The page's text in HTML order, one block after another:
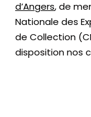
d’Angers, de
Nationale des
de Collection
disposition nos